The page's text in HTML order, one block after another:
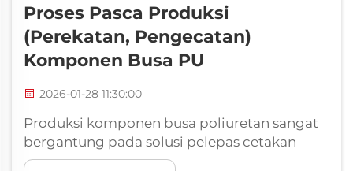
Proses Pasca Produksi
(Perekatan, Pengecatan)
Komponen Busa PU
2026-01-28 11:30:00
Produksi komponen busa poliuretan sangat
bergantung pada solusi pelepas cetakan
yang efektif untuk mencegah lengket selama